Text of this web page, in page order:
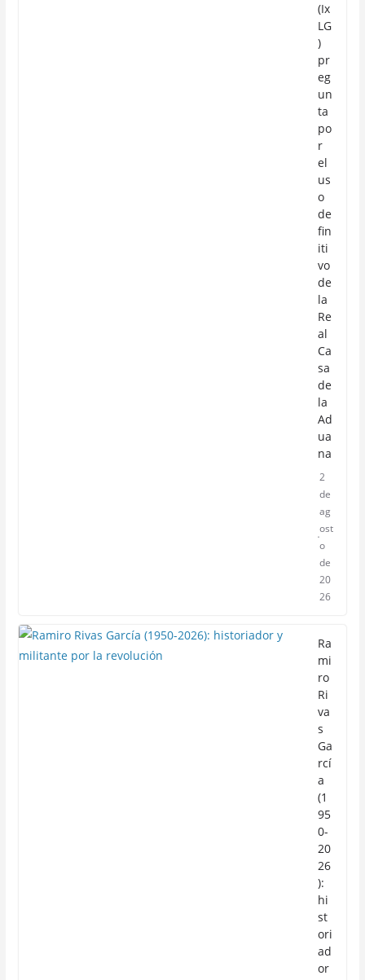
(Ix
LG
)
pr
eg
un
ta
po
r
el
us
o
de
fin
iti
vo
de
la
Re
al
Ca
sa
de
la
Ad
ua
na
2
de
ag
ost
o
de
20
26
Ra
mi
ro
Ri
va
s
Ga
rcí
a
(1
95
0-
20
26
):
hi
st
ori
ad
or